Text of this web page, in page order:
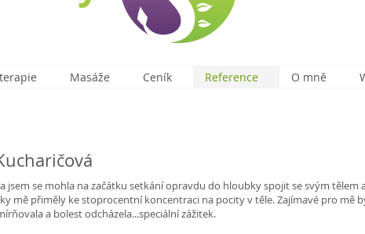
Masáže Ceník Reference O mně
jsem se mohla na začátku setkání opravdu do hloubky spojit se svým
mě přiměly ke stoprocentní koncentraci na pocity v těle. Zajímavé pro mě
a bolest odcházela...speciální zážitek.